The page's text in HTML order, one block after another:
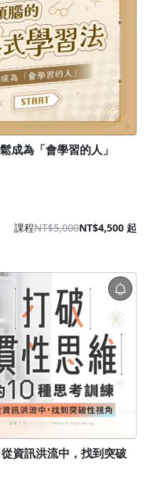
成為「會學習的人」
課程NT$5,000NT$4,500 起
資訊洪流中，找到突破